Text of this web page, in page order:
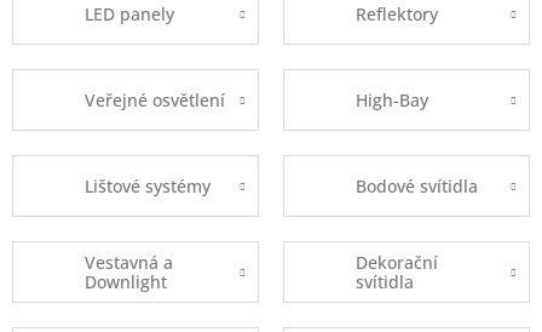
LED panely Reflektory
Veřejné osvětlení High-Bay
Lištové systémy Bodové svítidla
Vestavná a
Downlight
Dekorační
svítidla